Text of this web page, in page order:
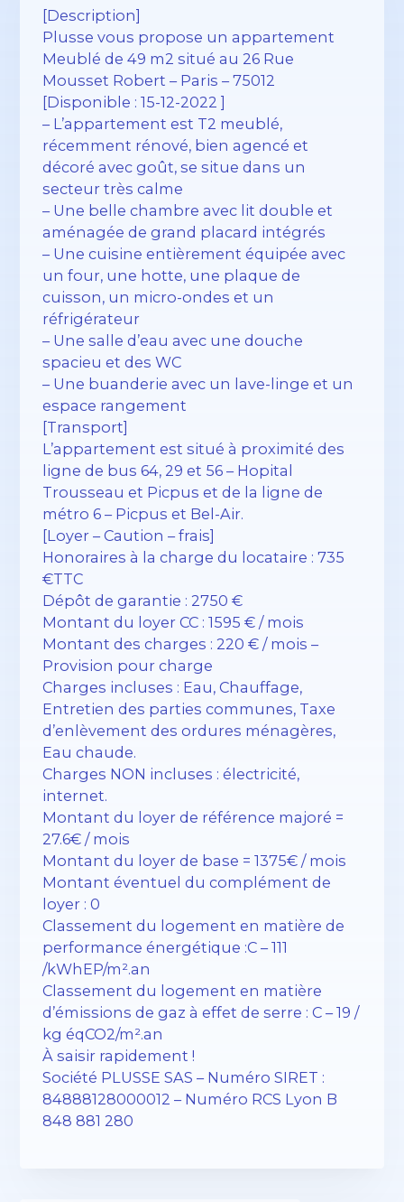
[Description]
Plusse vous propose un appartement
Meublé de 49 m2 situé au 26 Rue
Mousset Robert – Paris – 75012
[Disponible : 15-12-2022 ]
– L’appartement est T2 meublé,
récemment rénové, bien agencé et
décoré avec goût, se situe dans un
secteur très calme
– Une belle chambre avec lit double et
aménagée de grand placard intégrés
– Une cuisine entièrement équipée avec
un four, une hotte, une plaque de
cuisson, un micro-ondes et un
réfrigérateur
– Une salle d’eau avec une douche
spacieu et des WC
– Une buanderie avec un lave-linge et un
espace rangement
[Transport]
L’appartement est situé à proximité des
ligne de bus 64, 29 et 56 – Hopital
Trousseau et Picpus et de la ligne de
métro 6 – Picpus et Bel-Air.
[Loyer – Caution – frais]
Honoraires à la charge du locataire : 735
€TTC
Dépôt de garantie : 2750 €
Montant du loyer CC : 1595 € / mois
Montant des charges : 220 € / mois –
Provision pour charge
Charges incluses : Eau, Chauffage,
Entretien des parties communes, Taxe
d’enlèvement des ordures ménagères,
Eau chaude.
Charges NON incluses : électricité,
internet.
Montant du loyer de référence majoré =
27.6€ / mois
Montant du loyer de base = 1375€ / mois
Montant éventuel du complément de
loyer : 0
Classement du logement en matière de
performance énergétique :C – 111
/kWhEP/m².an
Classement du logement en matière
d’émissions de gaz à effet de serre : C – 19 /
kg éqCO2/m².an
À saisir rapidement !
Société PLUSSE SAS – ​​Numéro SIRET :
84888128000012 – Numéro RCS Lyon B
848 881 280